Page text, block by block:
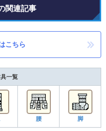
関連記事
こちら
一覧
腰 脚